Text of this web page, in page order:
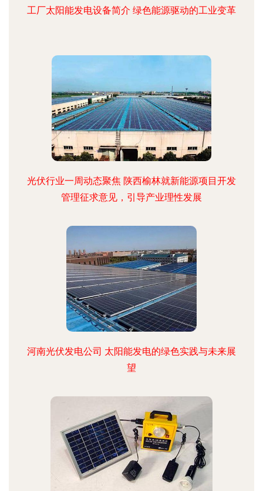
工厂太阳能发电设备简介 绿色能源驱动的工业变革
光伏行业一周动态聚焦 陕西榆林就新能源项目开发
管理征求意见，引导产业理性发展
河南光伏发电公司 太阳能发电的绿色实践与未来展
望